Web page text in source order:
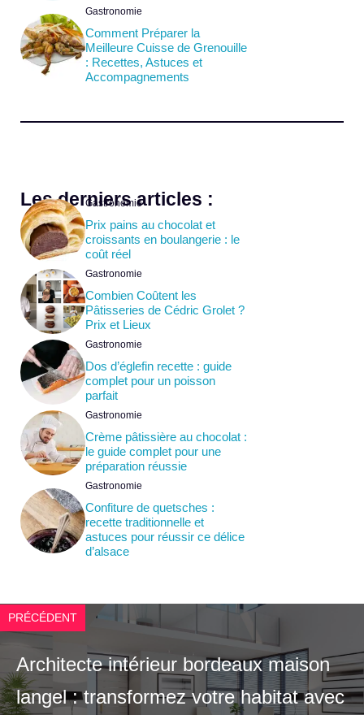
Gastronomie
Comment Préparer la
Meilleure Cuisse de Grenouille
: Recettes, Astuces et
Accompagnements
Les derniers articles :
Gastronomie
Prix pains au chocolat et
croissants en boulangerie : le
coût réel
Gastronomie
Combien Coûtent les
Pâtisseries de Cédric Grolet ?
Prix et Lieux
Gastronomie
Dos d’églefin recette : guide
complet pour un poisson
parfait
Gastronomie
Crème pâtissière au chocolat :
le guide complet pour une
préparation réussie
Gastronomie
Confiture de quetsches :
recette traditionnelle et
astuces pour réussir ce délice
d’alsace
PRÉCÉDENT
Architecte intérieur bordeaux maison
langel : transformez votre habitat avec